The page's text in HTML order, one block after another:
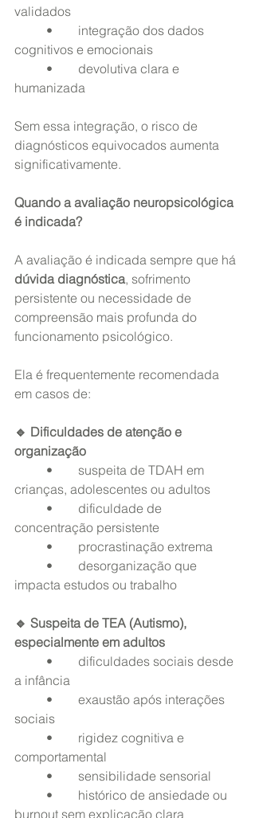
validados
cognitivos e emocionais
humanizada
Sem essa integração, o risco de
diagnósticos equivocados aumenta
significativamente.
Quando a avaliação neuropsicológica
é indicada?
A avaliação é indicada sempre que há
dúvida diagnóstica, sofrimento
persistente ou necessidade de
compreensão mais profunda do
funcionamento psicológico.
Ela é frequentemente recomendada
em casos de:
🔹 Dificuldades de atenção e
organização
crianças, adolescentes ou adultos
concentração persistente
	•	procrastinação extrema
impacta estudos ou trabalho
🔹 Suspeita de TEA (Autismo),
especialmente em adultos
a infância
sociais
comportamental
	•	sensibilidade sensorial
burnout sem explicação clara